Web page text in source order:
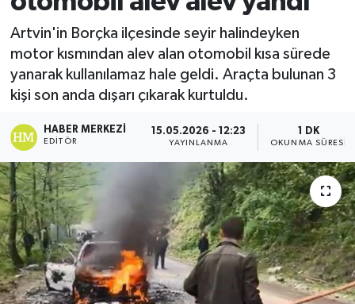
Artvin'in Borçka ilçesinde seyir halindeyken
motor kısmından alev alan otomobil kısa sürede
yanarak kullanılamaz hale geldi. Araçta bulunan 3
kişi son anda dışarı çıkarak kurtuldu.
HABER MERKEZI
EDITÖR
15.05.2026 - 12:23
YAYINLANMA
1 DK
OKUNMA SÜRESI
Ekonomi
Sağlık